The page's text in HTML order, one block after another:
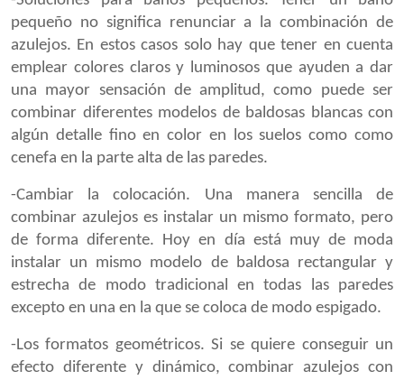
pequeño no significa renunciar a la combinación de
azulejos. En estos casos solo hay que tener en cuenta
emplear colores claros y luminosos que ayuden a dar
una mayor sensación de amplitud, como puede ser
combinar diferentes modelos de baldosas blancas con
algún detalle fino en color en los suelos como como
cenefa en la parte alta de las paredes.
-Cambiar la colocación. Una manera sencilla de
combinar azulejos es instalar un mismo formato, pero
de forma diferente. Hoy en día está muy de moda
instalar un mismo modelo de baldosa rectangular y
estrecha de modo tradicional en todas las paredes
excepto en una en la que se coloca de modo espigado.
-Los formatos geométricos. Si se quiere conseguir un
efecto diferente y dinámico, combinar azulejos con